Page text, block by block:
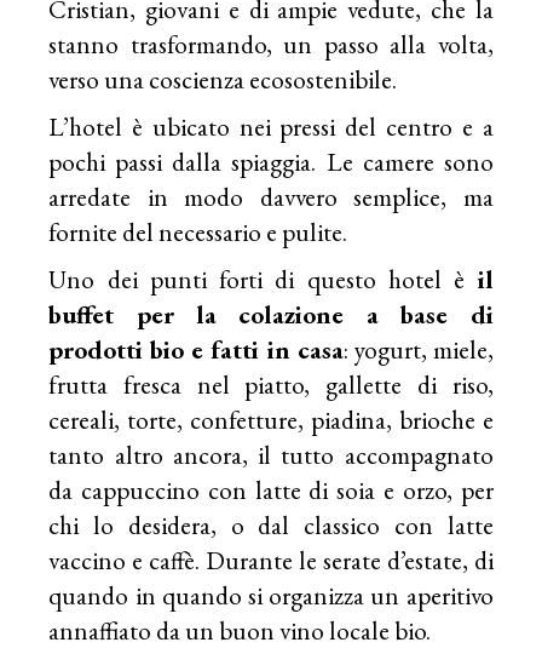
Cristian, giovani e di ampie vedute, che la
stanno trasformando, un passo alla volta,
verso una coscienza ecosostenibile.
L’hotel è ubicato nei pressi del centro e a
pochi passi dalla spiaggia. Le camere sono
arredate in modo davvero semplice, ma
fornite del necessario e pulite.
Uno dei punti forti di questo hotel è il
buffet per la colazione a base di
prodotti bio e fatti in casa: yogurt, miele,
frutta fresca nel piatto, gallette di riso,
cereali, torte, confetture, piadina, brioche e
tanto altro ancora, il tutto accompagnato
da cappuccino con latte di soia e orzo, per
chi lo desidera, o dal classico con latte
vaccino e caffè. Durante le serate d’estate, di
quando in quando si organizza un aperitivo
annaffiato da un buon vino locale bio.